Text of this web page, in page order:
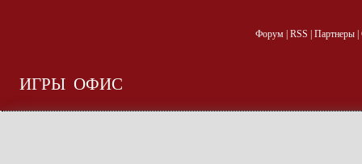
Форум| RSS Партнеры|
ИГРЫ ОФИС